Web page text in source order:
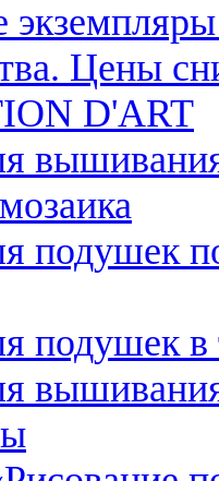
Цены
D'ART
подушек
подушек в